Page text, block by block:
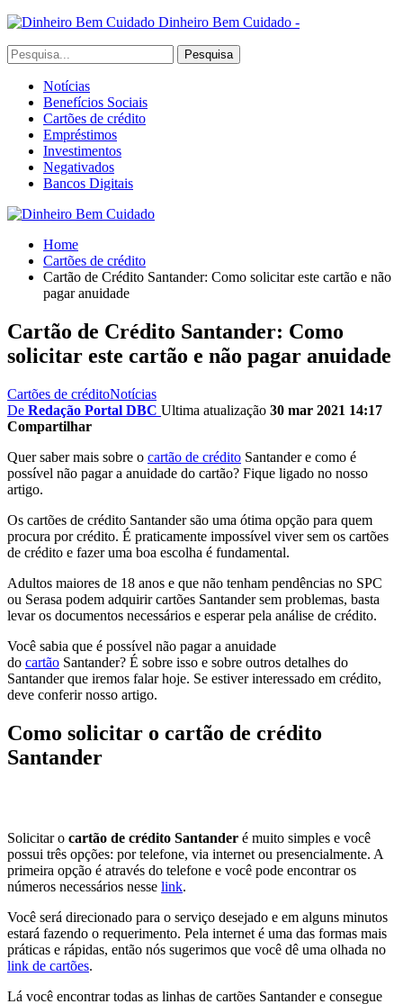
Dinheiro Bem Cuidado -
Notícias
Benefícios Sociais
Cartões de crédito
Empréstimos
Investimentos
Negativados
Bancos Digitais
Home
Cartões de crédito
Cartão de Crédito Santander: Como solicitar este cartão e não
pagar anuidade
Cartão de Crédito Santander: Como
solicitar este cartão e não pagar anuidade
Cartões de créditoNotícias
De Redação Portal DBC Ultima atualização 30 mar 2021 14:17
Compartilhar
Quer saber mais sobre o cartão de crédito Santander e como é
possível não pagar a anuidade do cartão? Fique ligado no nosso
artigo.
Os cartões de crédito Santander são uma ótima opção para quem
procura por crédito. É praticamente impossível viver sem os cartões
de crédito e fazer uma boa escolha é fundamental.
Adultos maiores de 18 anos e que não tenham pendências no SPC
ou Serasa podem adquirir cartões Santander sem problemas, basta
levar os documentos necessários e esperar pela análise de crédito.
Você sabia que é possível não pagar a anuidade
do cartão Santander? É sobre isso e sobre outros detalhes do
Santander que iremos falar hoje. Se estiver interessado em crédito,
deve conferir nosso artigo.
Como solicitar o cartão de crédito
Santander
Solicitar o cartão de crédito Santander é muito simples e você
possui três opções: por telefone, via internet ou presencialmente. A
primeira opção é através do telefone e você pode encontrar os
números necessários nesse link.
Você será direcionado para o serviço desejado e em alguns minutos
estará fazendo o requerimento. Pela internet é uma das formas mais
práticas e rápidas, então nós sugerimos que você dê uma olhada no
link de cartões.
Lá você encontrar todas as linhas de cartões Santander e consegue